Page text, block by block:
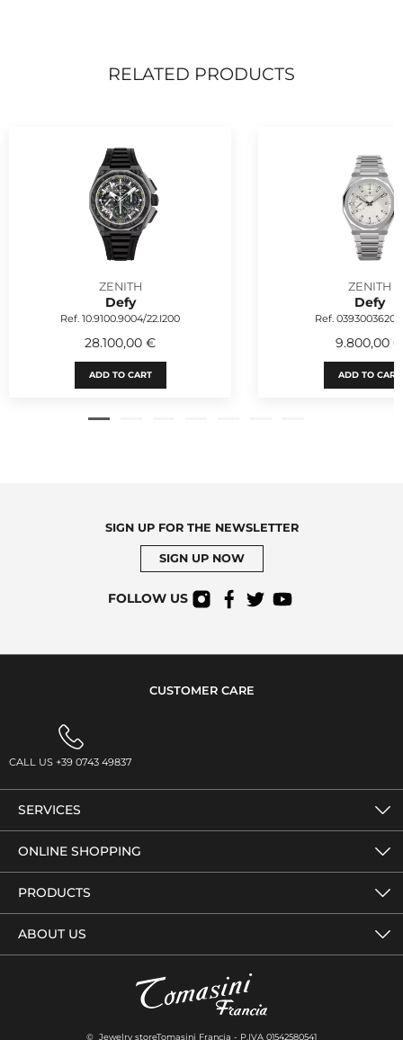
RELATED PRODUCTS
ZENITH
Defy
Ref. 10.9100.9004/22.I200
28.100,00 €
ADD TO CART
ZENITH
Defy
Ref.
9.800,00 €
ADD TO CART
SIGN UP FOR THE NEWSLETTER
SIGN UP NOW
FOLLOW US
CUSTOMER CARE
CALL US +39 0743 49837
SERVICES
ONLINE SHOPPING
PRODUCTS
ABOUT US
© Jewelry storeTomasini Francia - P.IVA 01542580541